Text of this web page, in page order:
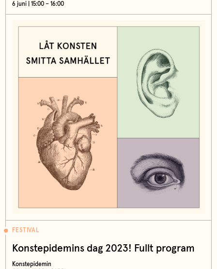
6 juni | 15:00 – 16:00
FESTIVAL
Konstepidemins dag 2023! Fullt program
Konstepidemin